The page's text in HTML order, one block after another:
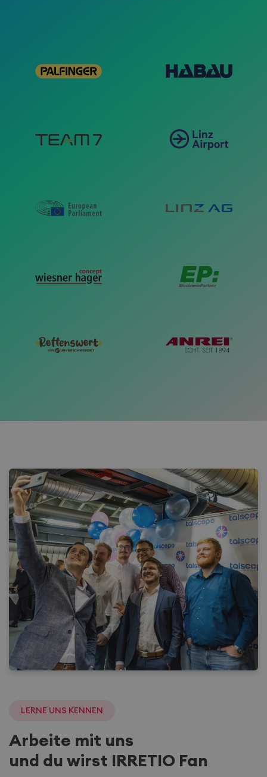
LERNE UNS KENNEN
Arbeite mit uns
und du wirst IRRETIO Fan